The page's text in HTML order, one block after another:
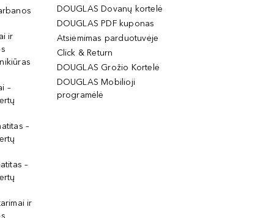
ir
–
–
–
ir
DOUGLAS Dovanų kortelė
DOUGLAS PDF kuponas
Atsiėmimas parduotuvėje
Click & Return
DOUGLAS Grožio Kortelė
DOUGLAS Mobilioji
programėlė